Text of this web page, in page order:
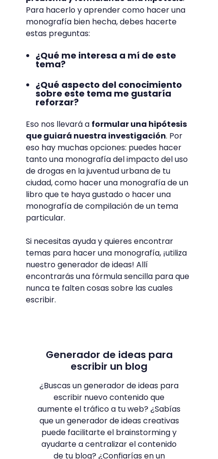
Para hacerlo y aprender como hacer una
monografía bien hecha, debes hacerte
estas preguntas:
¿Qué me interesa a mí de este
tema?
¿Qué aspecto del conocimiento
sobre este tema me gustaría
reforzar?
Eso nos llevará a formular una hipótesis
que guiará nuestra investigación. Por
eso hay muchas opciones: puedes hacer
tanto una monografía del impacto del uso
de drogas en la juventud urbana de tu
ciudad, como hacer una monografía de un
libro que te haya gustado o hacer una
monografía de compilación de un tema
particular.
Si necesitas ayuda y quieres encontrar
temas para hacer una monografía, ¡utiliza
nuestro generador de ideas! Allí
encontrarás una fórmula sencilla para que
nunca te falten cosas sobre las cuales
escribir.
Generador de ideas para
escribir un blog
¿Buscas un generador de ideas para
escribir nuevo contenido que
aumente el tráfico a tu web? ¿Sabías
que un generador de ideas creativas
puede facilitarte el brainstorming y
ayudarte a centralizar el contenido
de tu blog? ¿Confiarías en un